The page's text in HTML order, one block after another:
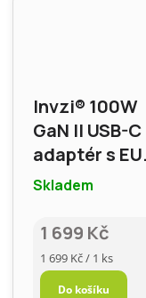
Invzi® 100W
GaN II USB-C
adaptér s EU
koncovkou
Skladem
1 699 Kč
Měrná
cena:
1 699 Kč / 1 ks
Do košíku